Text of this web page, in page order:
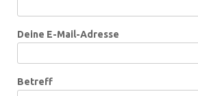
Deine E-Mail-Adresse
Betreff